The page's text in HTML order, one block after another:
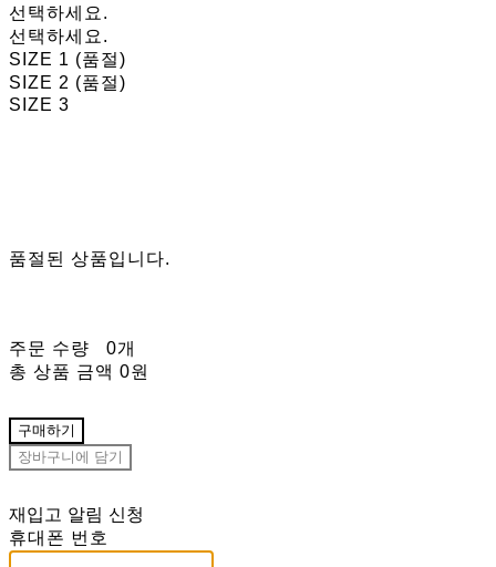
선택하세요.
선택하세요.
SIZE 1 (품절)
SIZE 2 (품절)
SIZE 3
품절된 상품입니다.
주문 수량
0개
총 상품 금액 0원
구매하기
장바구니에 담기
재입고 알림 신청
휴대폰 번호